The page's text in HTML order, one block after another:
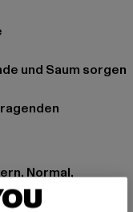
Normal,